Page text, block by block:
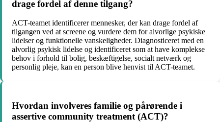
drage fordel af denne tilgang?
ACT-teamet identificerer mennesker, der kan drage fordel af
tilgangen ved at screene og vurdere dem for alvorlige psykiske
lidelser og funktionelle vanskeligheder. Diagnosticeret med en
alvorlig psykisk lidelse og identificeret som at have komplekse
behov i forhold til bolig, beskæftigelse, socialt netværk og
personlig pleje, kan en person blive henvist til ACT-teamet.
Hvordan involveres familie og pårørende i
assertive community treatment (ACT)?